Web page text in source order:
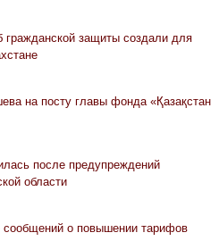
гражданской защиты создали для
на посту главы фонда «Қазақстан
после предупреждений
области
о повышении тарифов